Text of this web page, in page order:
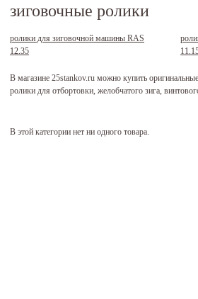
зиговочные ролики
ролики для зиговочной машины RAS
12.35
В магазине 25stankov.ru можно купить
ролики для отбортовки, желобчатого зига,
В этой категории нет ни одного товара.